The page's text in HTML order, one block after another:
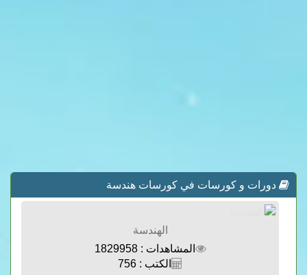
دورات و كورسات في كورسات هندسة
الهندسة
المشاهدات : 1829958
الكتب : 756